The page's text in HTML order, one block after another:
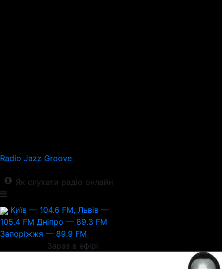
Radio Jazz Groove
Як слухати радіо онлайн
Київ — 104.6 FM, Львів —
105.4 FM Дніпро — 89.3 FM
Запоріжжя — 89.9 FM
Зараз в ефірі